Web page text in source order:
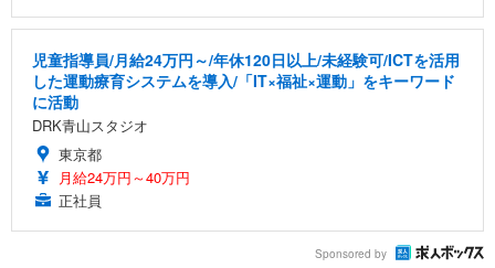
児童指導員/月給24万円～/年休120日以上/未経験可/ICTを活用
した運動療育システムを導入/「IT×福祉×運動」をキーワード
に活動
DRK青山スタジオ
東京都
月給24万円～40万円
正社員
Sponsored by